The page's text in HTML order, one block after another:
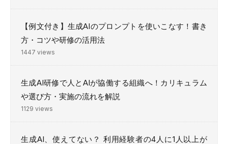
【例文付き】生成AIのプロンプトを使いこなす！書き
方・コツや研修の活用法
1447 views
生成AI研修で人とAIが協働する組織へ！カリキュラム
や選び方・実施の流れを解説
1129 views
生成AI、使えてない？ 利用経験者の4人に1人以上が